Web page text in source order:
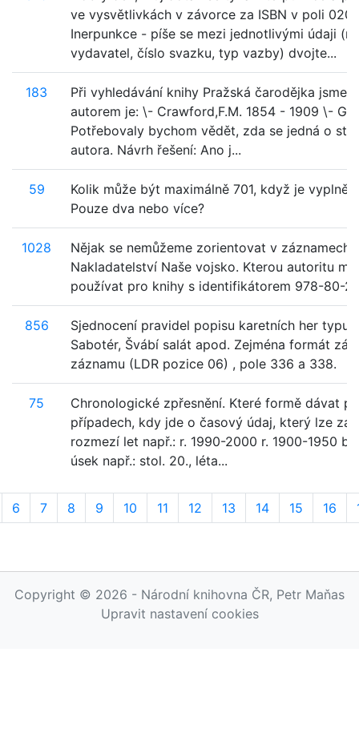
ve vysvětlivkách v závorce za ISBN v poli 020.
Inerpunkce - píše se mezi jednotlivými údaji
vydavatel, číslo svazku, typ vazby) dvojte...
183
Při vyhledávání knihy Pražská čarodějka jsme
autorem je: \- Crawford,F.M. 1854 - 1909 \-
Potřebovaly bychom vědět, zda se jedná o
autora. Návrh řešení: Ano j...
59
Kolik může být maximálně 701, když je
Pouze dva nebo více?
1028
Nějak se nemůžeme zorientovat v záznamech
Nakladatelství Naše vojsko. Kterou autoritu
používat pro knihy s identifikátorem 978-80-
856
Sjednocení pravidel popisu karetních her typu
Sabotér, Švábí salát apod. Zejména formát
záznamu (LDR pozice 06) , pole 336 a 338.
75
Chronologické zpřesnění. Které formě dávat
případech, kdy jde o časový údaj, který lze
rozmezí let např.: r. 1990-2000 r. 1900-1950
úsek např.: stol. 20., léta...
6 7 8 9 10 11 12 13 14 15 16
Copyright © 2026 - Národní knihovna ČR, Petr Maňas
Upravit nastavení cookies